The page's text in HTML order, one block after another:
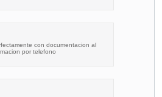
con documentacion al
por telefono